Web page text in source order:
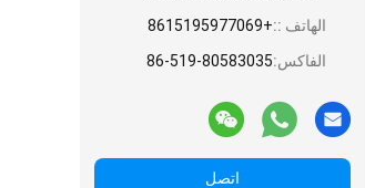
الهاتف ::+8615195977069
الفاكس:86-519-80583035
اتصل